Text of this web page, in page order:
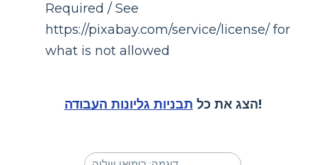
Required / See
https://pixabay.com/service/license/ for
what is not allowed
הצג את כל תבניות גליונות העבודה !